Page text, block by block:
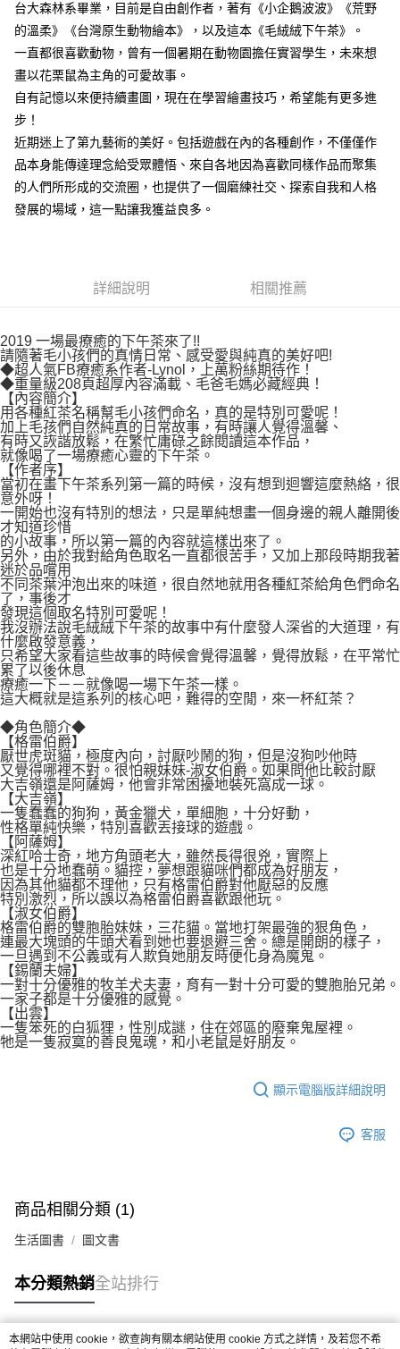
後付繳納相關費用。
※ 交易是否成功請以「AFTEE先享後付 」之結帳頁面顯示為準，若有關於
是否繳費成功／繳費後需取消欲退款等相關疑問，請聯繫「AFTEE先享後付
【注意事項】
１．透過由恩沛科技股份有限公司提供之「AFTEE先享後付」服務完成之交
易，需依本服務之必要範圍內提供個人資料，並將交易相關給付款項請求債
權轉讓予恩沛科技股份有限公司。
２．關於個人資料處理事宜，請瀏覽以下網址：
３．未成年的使用者請事先徵得法定代理人或監護人之同意方可使用
「AFTEE先享後付」，若未經同意申辦者引起之損失，本公司不負相關責
５．嚴禁一人註冊多個帳號或使用他人資訊註冊。若發現惡意使用之情形，
付款後萊爾富取貨
每筆NT$80，滿NT$500(含以上)免運費
7-11取貨付款
每筆NT$80，滿NT$500(含以上)免運費
付款後7-11取貨
每筆NT$80，滿NT$500(含以上)免運費
宅配
台大森林系畢業，目前是自由創作者，著有《小企鵝波波》《荒野
的溫柔》《台灣原生動物繪本》，以及這本《毛絨絨下午茶》。
一直都很喜歡動物，曾有一個暑期在動物園擔任實習學生，未來想
畫以花栗鼠為主角的可愛故事。
自有記憶以來便持續畫圖，現在在學習繪畫技巧，希望能有更多進
步！
近期迷上了第九藝術的美好。包括遊戲在內的各種創作，不僅僅作
品本身能傳達理念給受眾體悟、來自各地因為喜歡同樣作品而聚集
的人們所形成的交流圈，也提供了一個磨練社交、探索自我和人格
發展的場域，這一點讓我獲益良多。
詳細說明 相關推薦
2019 一場最療癒的下午茶來了!!
請隨著毛小孩們的真情日常、感受愛與純真的美好吧!
◆超人氣FB療癒系作者-Lynol，上萬粉絲期待作！
◆重量級208頁超厚內容滿載、毛爸毛媽必藏經典！
【內容簡介】
用各種紅茶名稱幫毛小孩們命名，真的是特別可愛呢！
加上毛孩們自然純真的日常故事，有時讓人覺得溫馨、
有時又詼諧放鬆，在繁忙庸碌之餘閱讀這本作品，
就像喝了一場療癒心靈的下午茶。
【作者序】
當初在畫下午茶系列第一篇的時候，沒有想到迴響這麼熱絡，很
意外呀！
一開始也沒有特別的想法，只是單純想畫一個身邊的親人離開後
才知道珍惜
的小故事，所以第一篇的內容就這樣出來了。
另外，由於我對給角色取名一直都很苦手，又加上那段時期我著
迷於品嚐用
不同茶葉沖泡出來的味道，很自然地就用各種紅茶給角色們命名
了，事後才
發現這個取名特別可愛呢！
我沒辦法說毛絨絨下午茶的故事中有什麼發人深省的大道理，有
什麼啟發意義，
只希望大家看這些故事的時候會覺得溫馨，覺得放鬆，在平常忙
累了以後休息
療癒一下－－就像喝一場下午茶一樣。
這大概就是這系列的核心吧，難得的空閒，來一杯紅茶？
◆角色簡介◆
【格雷伯爵】
厭世虎斑貓，極度內向，討厭吵鬧的狗，但是沒狗吵他時
又覺得哪裡不對。很怕親妹妹-淑女伯爵。如果問他比較討厭
大吉嶺還是阿薩姆，他會非常困擾地裝死窩成一球。
【大吉嶺】
一隻蠢蠢的狗狗，黃金獵犬，單細胞，十分好動，
性格單純快樂，特別喜歡丟接球的遊戲。
【阿薩姆】
深紅哈士奇，地方角頭老大，雖然長得很兇，實際上
也是十分地蠢萌。貓控，夢想跟貓咪們都成為好朋友，
因為其他貓都不理他，只有格雷伯爵對他厭惡的反應
特別激烈，所以誤以為格雷伯爵喜歡跟他玩。
【淑女伯爵】
格雷伯爵的雙胞胎妹妹，三花貓。當地打架最強的狠角色，
連最大塊頭的牛頭犬看到她也要退避三舍。總是開朗的樣子，
一旦遇到不公義或有人欺負她朋友時便化身為魔鬼。
【錫蘭夫婦】
一對十分優雅的牧羊犬夫妻，育有一對十分可愛的雙胞胎兄弟。
一家子都是十分優雅的感覺。
【出雲】
一隻笨死的白狐狸，性別成謎，住在郊區的廢棄鬼屋裡。
牠是一隻寂寞的善良鬼魂，和小老鼠是好朋友。
顯示電腦版詳細說明
客服
商品相關分類 (1)
生活圖書 圖文書
本分類熱銷全站排行
本網站中使用 cookie，欲查詢有關本網站使用 cookie 方式之詳情，及若您不希